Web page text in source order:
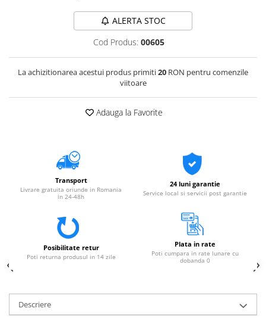
ALERTA STOC
Cod Produs: 00605
La achizitionarea acestui produs primiti20 RON pentru comenzile
viitoare
Adauga la Favorite
Transport
Livrare gratuita oriunde in Romania
in 24-48h
24 luni garantie
Service local si servicii post garantie
Posibilitate retur
Poti returna produsul in 14 zile
Plata in rate
Poti cumpara in rate lunare cu
dobanda 0
Descriere